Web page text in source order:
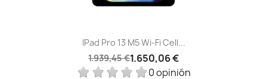
IPad Pro 13 M5 Wi‑Fi Cell...
1.939,45 €1.650,06 €
0 opinión